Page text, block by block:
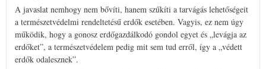
A javaslat nemhogy nem bővíti, hanem szűkíti a tarvágás lehetőségeit
a természetvédelmi rendeltetésű erdők esetében. Vagyis, ez nem úgy
működik, hogy a gonosz erdőgazdálkodó gondol egyet és „levágja az
erdőket”, a természetvédelem pedig mit sem tud erről, így a „védett
erdők odalesznek”.